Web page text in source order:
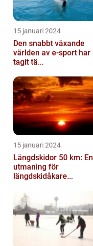
15 januari 2024
Den snabbt växande
världen av e-sport har
tagit tä...
15 januari 2024
Längdskidor 50 km: En
utmaning för
längdskidåkare...